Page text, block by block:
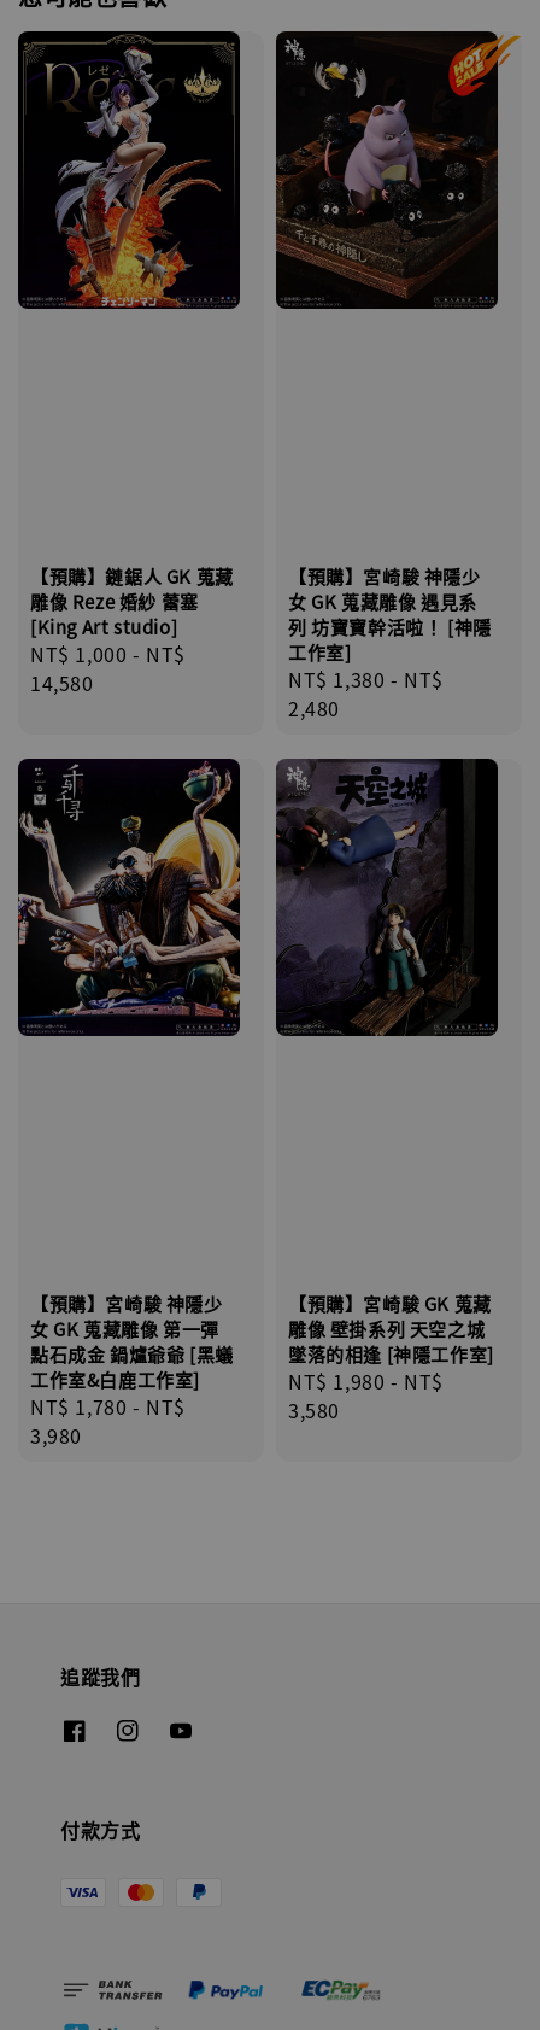
【預購】鏈鋸人 GK 蒐藏
雕像 Reze 婚紗 蕾塞
[King Art studio]
Regular
price
NT$ 1,000 - NT$
14,580
【預購】宮崎駿 神隱少
女 GK 蒐藏雕像 遇見系
列 坊寶寶幹活啦！ [神隱
工作室]
Regular
price
NT$ 1,380 - NT$
2,480
【預購】宮崎駿 神隱少
女 GK 蒐藏雕像 第一彈
點石成金 鍋爐爺爺 [黑蟻
工作室&白鹿工作室]
Regular
price
NT$ 1,780 - NT$
3,980
【預購】宮崎駿 GK 蒐藏
雕像 壁掛系列 天空之城
墜落的相逢 [神隱工作室]
Regular
price
NT$ 1,980 - NT$
3,580
追蹤我們
付款方式